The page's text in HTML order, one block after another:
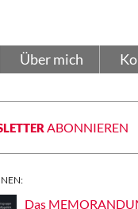
Über mich
ABONNIEREN
Das